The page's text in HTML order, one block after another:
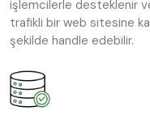
işlemcilerle desteklenir
trafikli bir web sitesine
şekilde handle edebilir.